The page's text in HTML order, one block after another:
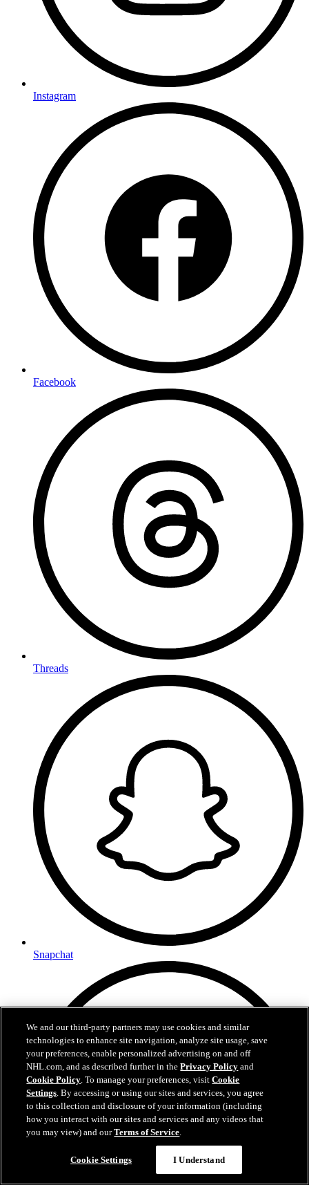
Instagram
Facebook
Threads
Snapchat
We and our third-party partners may use cookies and similar
technologies to enhance site navigation, analyze site usage, save
your preferences, enable personalized advertising on and off
NHL.com, and as described further in thePrivacy Policy and
Cookie Policy. To manage your preferences, visitCookie
Settings. By accessing or using our sites and services, you agree
to this collection and disclosure of your information (including
how you interact with our sites and services and any videos that
you may view) and ourTerms of Service.
Cookie Settings I Understand